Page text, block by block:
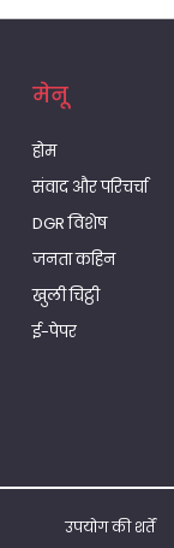
मेनू
होम
संवाद और परिचर्चा
DGR विशेष
जनता कहिन
खुली चिट्ठी
ई-पेपर
उपयोग की शर्तें